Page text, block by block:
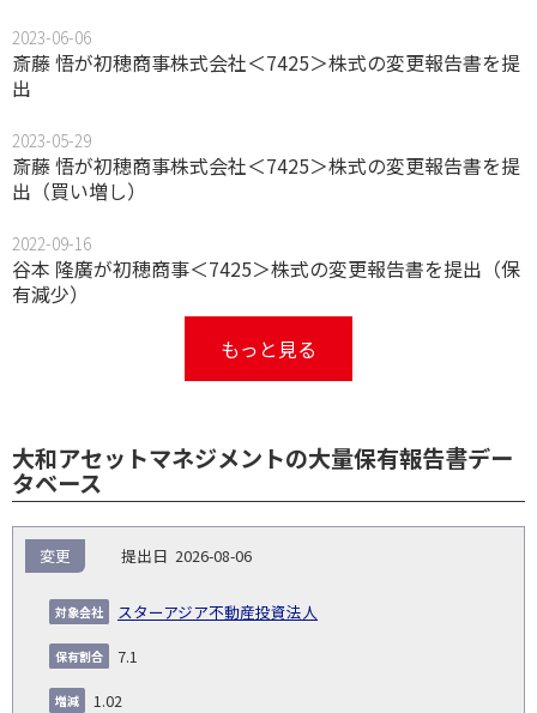
2023-06-06
斎藤 悟が初穂商事株式会社＜7425＞株式の変更報告書を提
出
2023-05-29
斎藤 悟が初穂商事株式会社＜7425＞株式の変更報告書を提
出（買い増し）
2022-09-16
谷本 隆廣が初穂商事＜7425＞株式の変更報告書を提出（保
有減少）
もっと見る
大和アセットマネジメントの大量保有報告書デー
タベース
NO.
告
義
務
発
生
日
出
コー
象
業
種
2026-08-06
スターアジア不動産投資法人
変更
7.1
1.02